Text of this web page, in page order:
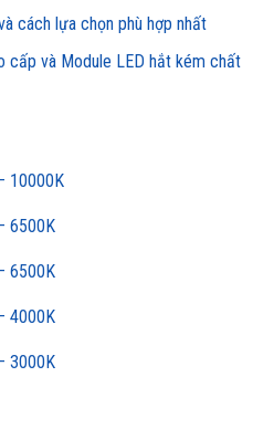
cách lựa chọn phù hợp nhất
cấp và Module LED hắt kém chất
10000K
6500K
6500K
4000K
3000K